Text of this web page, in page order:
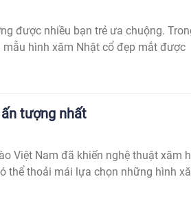
được nhiều bạn trẻ ưa chuộng.
hình xăm Nhật cổ đẹp mắt được
tượng nhất
Việt Nam đã khiến nghệ thuật xăm
thể thoải mái lựa chọn những hình